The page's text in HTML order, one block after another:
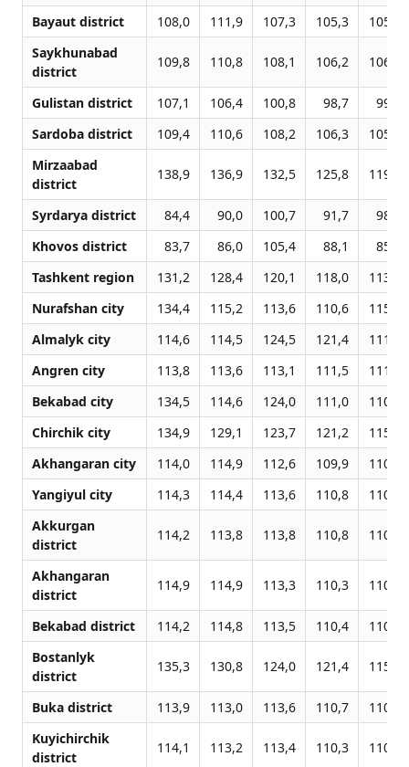
Bayaut district
108,0 111,9 107,3 105,3
105,1
Saykhunabad
district
109,8 110,8 108,1 106,2 106,0
Gulistan district 107,1 106,4 100,8 98,7
99,1
Sardoba district
109,4 110,6 108,2 106,3
105,4
Mirzaabad
district
138,9 136,9 132,5 125,8 119,2
Syrdarya district 84,4 90,0 100,7 91,7
98,2
Khovos district
83,7 86,0 105,4 88,1
85,5
Tashkent region
131,2 128,4 120,1 118,0
113,7
Nurafshan city
134,4 115,2 113,6 110,6
115,6
Almalyk city
114,6 114,5 124,5 121,4
111,7
Angren city
113,8 113,6 113,1 111,5
111,5
Bekabad city
134,5 114,6 124,0 111,0
110,9
Chirchik city
134,9 129,1 123,7 121,2
115,3
Akhangaran city
114,0 114,9 112,6 109,9
110,0
Yangiyul city
114,3 114,4 113,6 110,8
110,8
Akkurgan
district
114,2 113,8 113,8 110,8 110,9
Akhangaran
district
114,9 114,9 113,3 110,3 110,4
Bekabad district 114,2 114,8 113,5 110,4
110,4
Bostanlyk
district
135,3 130,8 124,0 121,4 115,5
Buka district 113,9 113,0 113,6 110,7
110,7
Kuyichirchik
district
114,1 113,2 113,4 110,3 110,1